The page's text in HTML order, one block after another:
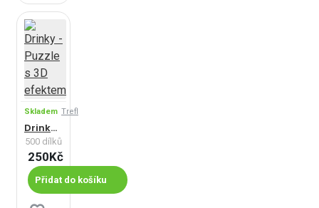
Skladem Trefl
Drinky - Puzzle s 3D efektem
500 dílků
250Kč
Přidat do košíku